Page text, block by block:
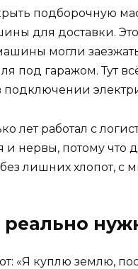
подборочную
для доставки.
могли
под гаражом. Тут
подключении
лет работал с
нервы, потому что
лишних хлопот, с
реально
«Я куплю землю,